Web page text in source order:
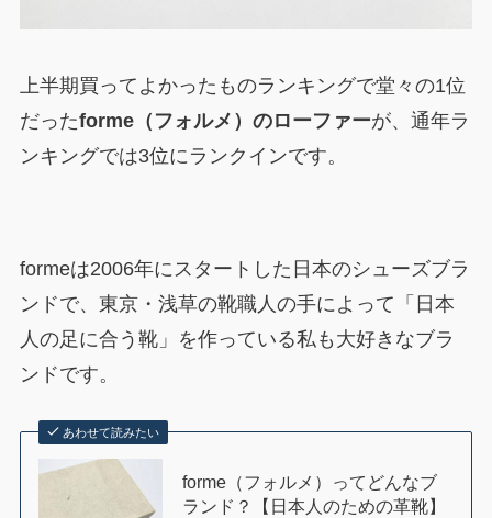
上半期買ってよかったものランキングで堂々の1位
だったforme（フォルメ）のローファーが、通年ラ
ンキングでは3位にランクインです。
formeは2006年にスタートした日本のシューズブラ
ンドで、東京・浅草の靴職人の手によって「日本
人の足に合う靴」を作っている私も大好きなブラ
ンドです。
あわせて読みたい
forme（フォルメ）ってどんなブ
ランド？【日本人のための革靴】